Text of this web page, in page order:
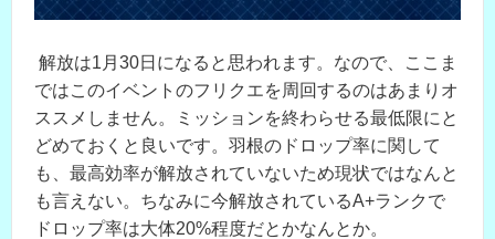
解放は1月30日になると思われます。なので、ここま
ではこのイベントのフリクエを周回するのはあまりオ
ススメしません。ミッションを終わらせる最低限にと
どめておくと良いです。羽根のドロップ率に関して
も、最高効率が解放されていないため現状ではなんと
も言えない。ちなみに今解放されているA+ランクで
ドロップ率は大体20%程度だとかなんとか。